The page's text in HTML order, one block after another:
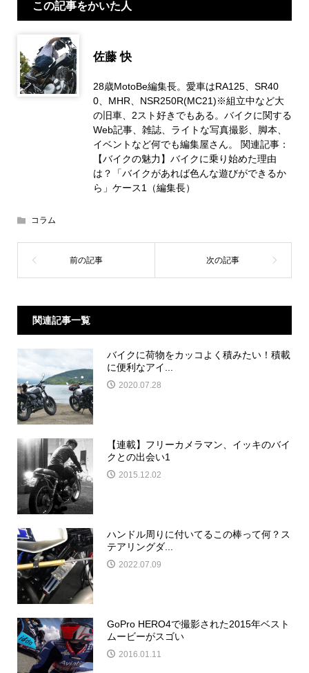
この記事をかいた人
佐藤 快
28歳MotoBe編集長。愛車はRA125、SR40
0、MHR、NSR250R(MC21)※組立中など大
の旧車、2スト好きでもある。バイクに関する
Web記事、雑誌、ライトな写真撮影、脚本、
イベントなど何でも編集屋さん。 関連記事：
【バイクの魅力】バイクに乗り始めた理由
は？「バイクがあれば色んな遊びができるか
ら」ケース1（編集長）
コラム
関連記事一覧
バイクに荷物をカッコよく積みたい！積載
に便利なアイ...
2020.07.28
【連載】フリーカメラマン、イッキのバイ
クとの出会い1
2015.12.02
ハンドル周りに付いてるこの棒って何？ス
テアリングダ...
2022.07.09
GoPro HERO4で撮影された2015年ベスト
ムービーがスゴい
2016.01.11